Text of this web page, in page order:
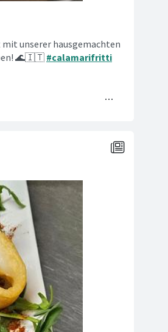
unserer hausgemachten
🌊🇮🇹 #calamarifritti